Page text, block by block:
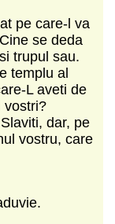
pe care-l va
se deda
trupul sau.
templu al
L aveti de
vostri?
dar, pe
vostru, care